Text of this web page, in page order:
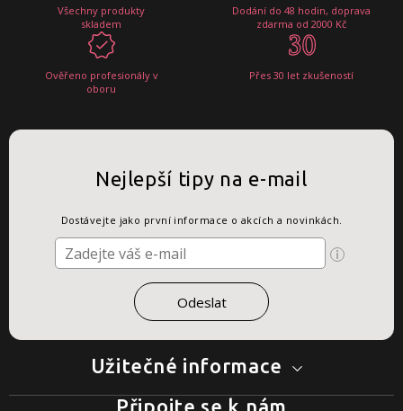
Všechny produkty
skladem
Dodání do 48 hodin, doprava
zdarma od 2000 Kč
Ověřeno profesionály v
oboru
Přes 30 let zkušeností
Užitečné informace
Nejlepší tipy na e-mail
Dostávejte jako první informace o akcích a novinkách.
Připojte se k nám